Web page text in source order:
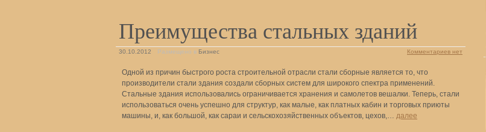
Преимущества стальных зданий
30.10.2012 Размещено в Бизнес Комментариев нет
Одной из причин быстрого роста строительной отрасли стали сборные является то, что
производители стали здания создали сборных систем для широкого спектра применений.
Стальные здания использовались ограничивается хранения и самолетов вешалки. Теперь, стали
использоваться очень успешно для структур, как малые, как платных кабин и торговых приюты
машины, и, как большой, как сараи и сельскохозяйственных объектов, цехов,… далее